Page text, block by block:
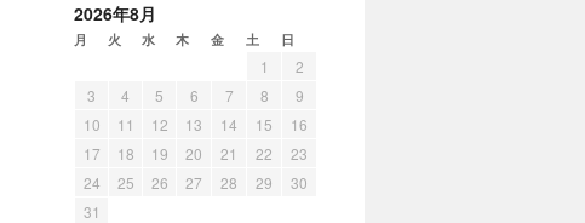
2026年8月
月 火 水 木 金 土 日
1
2
3
4 5 6 7 8
9
10
11 12 13 14 15
16
17
18 19 20 21 22
23
24
25 26 27 28 29
30
31